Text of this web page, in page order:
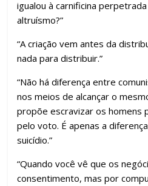
igualou à carnificina
altruísmo?”
“A criação vem antes da
nada para distribuir.”
“Não há diferença entre
nos meios de alcançar o
propõe escravizar os homens
pelo voto. É apenas a
suicídio.”
“Quando você vê que os
consentimento, mas por